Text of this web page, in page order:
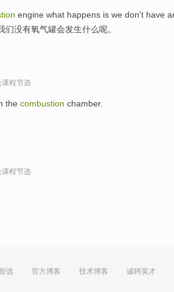
engine what happens is we don't have
没有氧气罐会发生什么呢。
课程节选
the combustion chamber.
课程节选
选 官方博客 技术博客 诚聘英才